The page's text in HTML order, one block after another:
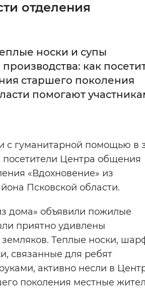
Увеличенный
Интервал между буквами
Инверсивный
Синий фон
Выключены
Остановить
отделения
носки и супы
как
старшего поколения
помогают
с гуманитарной помощью в
Центра общения
«Вдохновение» из
Псковской области.
дома» объявили пожилые
приятно удивлены
земляков. Теплые носки,
связанные для ребят
активно несли в
поколения местные